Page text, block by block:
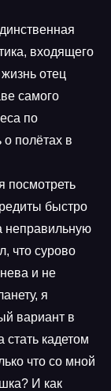
входящего
отец
самого
по
полётах в
посмотреть
быстро
неправильную
что сурово
и не
я
вариант в
кадетом
что со мной
И как